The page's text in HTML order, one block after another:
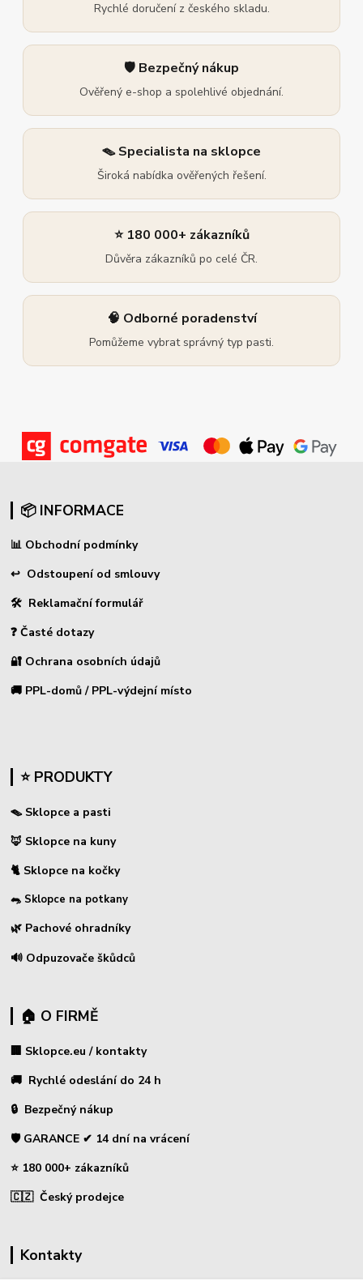
Rychlé doručení z českého skladu.
🛡️ Bezpečný nákup
Ověřený e-shop a spolehlivé objednání.
🪤 Specialista na sklopce
Široká nabídka ověřených řešení.
⭐ 180 000+ zákazníků
Důvěra zákazníků po celé ČR.
🧠 Odborné poradenství
Pomůžeme vybrat správný typ pasti.
📦 INFORMACE
📊 Obchodní podmínky
↩ Odstoupení od smlouvy
🛠 Reklamační formulář
❓ Časté dotazy
🔐 Ochrana osobních údajů
🚚 PPL-domů / PPL-výdejní místo
⭐ PRODUKTY
🪤 Sklopce a pasti
🦊 Sklopce na kuny
🐈 Sklopce na kočky
🐀 Sklopce na potkany
🌿 Pachové ohradníky
🔊 Odpuzovače škůdců
🏠 O FIRMĚ
🏢 Sklopce.eu / kontakty
🚚 Rychlé odeslání do 24 h
🔒 Bezpečný nákup
🛡️ GARANCE ✔ 14 dní na vrácení
⭐ 180 000+ zákazníků
🇨🇿 Český prodejce
Kontakty